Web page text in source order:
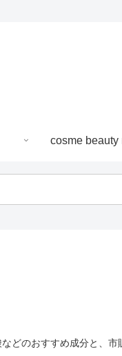
cosme beauty
どのおすすめ成分と、市